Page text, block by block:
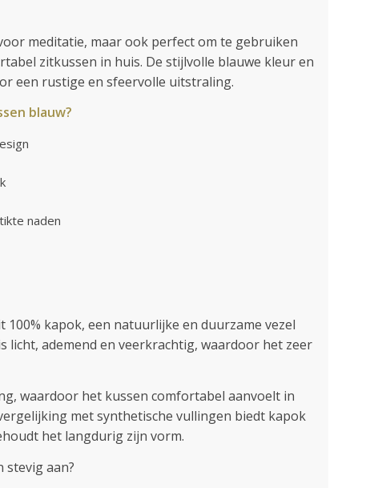
meditatie, maar ook perfect om te gebruiken
zitkussen in huis. De stijlvolle blauwe kleur en
een rustige en sfeervolle uitstraling.
blauw?
naden
kapok, een natuurlijke en duurzame vezel
licht, ademend en veerkrachtig, waardoor het zeer
waardoor het kussen comfortabel aanvoelt in
met synthetische vullingen biedt kapok
het langdurig zijn vorm.
stevig aan?